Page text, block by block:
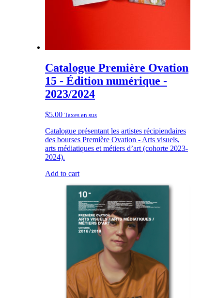
Catalogue Première Ovation
15 - Édition numérique -
2023/2024
$5.00 Taxes en sus
Catalogue présentant les artistes récipiendaires
des bourses Première Ovation - Arts visuels,
arts médiatiques et métiers d’art (cohorte 2023-
2024).
Add to cart